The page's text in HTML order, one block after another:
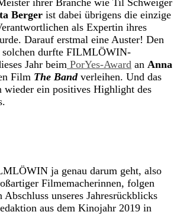
ihrer Branche wie Til Schweiger
Berger ist dabei übrigens die einzige
als Expertin ihres
Darauf erstmal eine Auster! Den
solchen durfte FILMLÖWIN-
Jahr beim PorYes-Award an Anna
Film The Bandverleihen. Und das
wieder ein positives Highlight des
ja genau darum geht, also
Filmemacherinnen, folgen
unseres Jahresrückblicks
aus dem Kinojahr 2019 in